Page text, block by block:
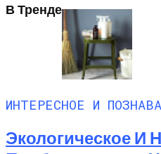
В Тренде
ИНТЕРЕСНОЕ И
Экологическое И